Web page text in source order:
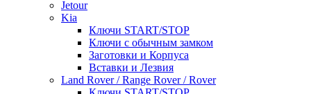
Jetour
Kia
Ключи START/STOP
Ключи с обычным замком
Заготовки и Корпуса
Вставки и Лезвия
Land Rover / Range Rover / Rover